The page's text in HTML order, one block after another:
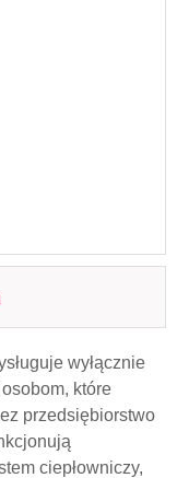
wyłącznie
które
przedsiębiorstwo
ciepłowniczy,